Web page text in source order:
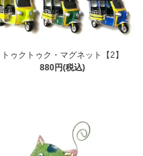
トゥクトゥク・マグネット【2】
880円(税込)